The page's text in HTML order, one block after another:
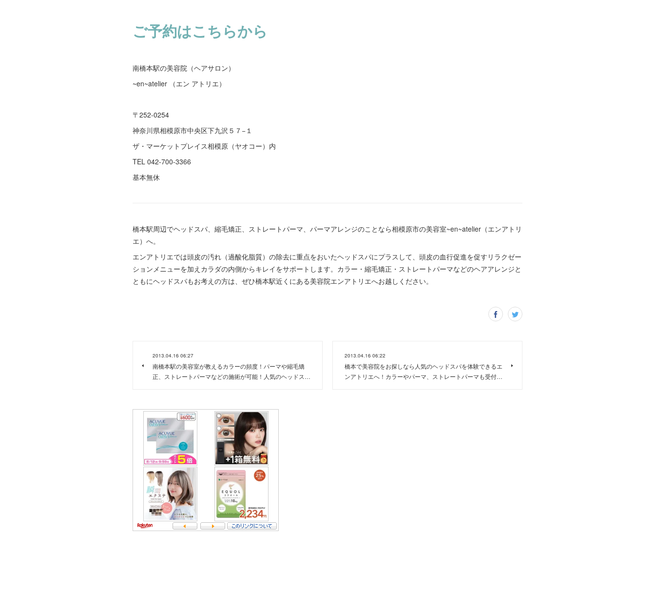
ご予約はこちらから
南橋本駅の美容院（ヘアサロン）
~en~atelier （エン アトリエ）
〒252-0254
神奈川県相模原市中央区下九沢５７−１
ザ・マーケットプレイス相模原（ヤオコー）内
TEL 042-700-3366
基本無休
橋本駅周辺でヘッドスパ、縮毛矯正、ストレートパーマ、パーマアレンジのことなら相模原市の美容室~en~atelier（エンアトリ
エ）へ。
エンアトリエでは頭皮の汚れ（過酸化脂質）の除去に重点をおいたヘッドスパにプラスして、頭皮の血行促進を促すリラクゼー
ションメニューを加えカラダの内側からキレイをサポートします。カラー・縮毛矯正・ストレートパーマなどのヘアアレンジと
ともにヘッドスパもお考えの方は、ぜひ橋本駅近くにある美容院エンアトリエへお越しください。
2013.04.16 06:27
南橋本駅の美容室が教えるカラーの頻度！パーマや縮毛矯
正、ストレートパーマなどの施術が可能！人気のヘッドス…
2013.04.16 06:22
橋本で美容院をお探しなら人気のヘッドスパを体験できるエ
ンアトリエへ！カラーやパーマ、ストレートパーマも受付…